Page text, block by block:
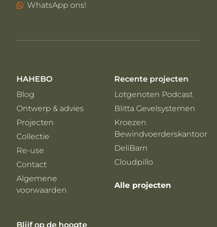
WhatsApp ons!
HAHEBO
Blog
Ontwerp & advies
Projecten
Collectie
Re-use
Contact
Algemene
voorwaarden
Recente projecten
Lotgenoten Podcast
Blitta Gevelsystemen
Kroezen
Bewindvoerderskantoor
DeliBarn
Cloudpillo
Alle projecten
Blijf op de hoogte